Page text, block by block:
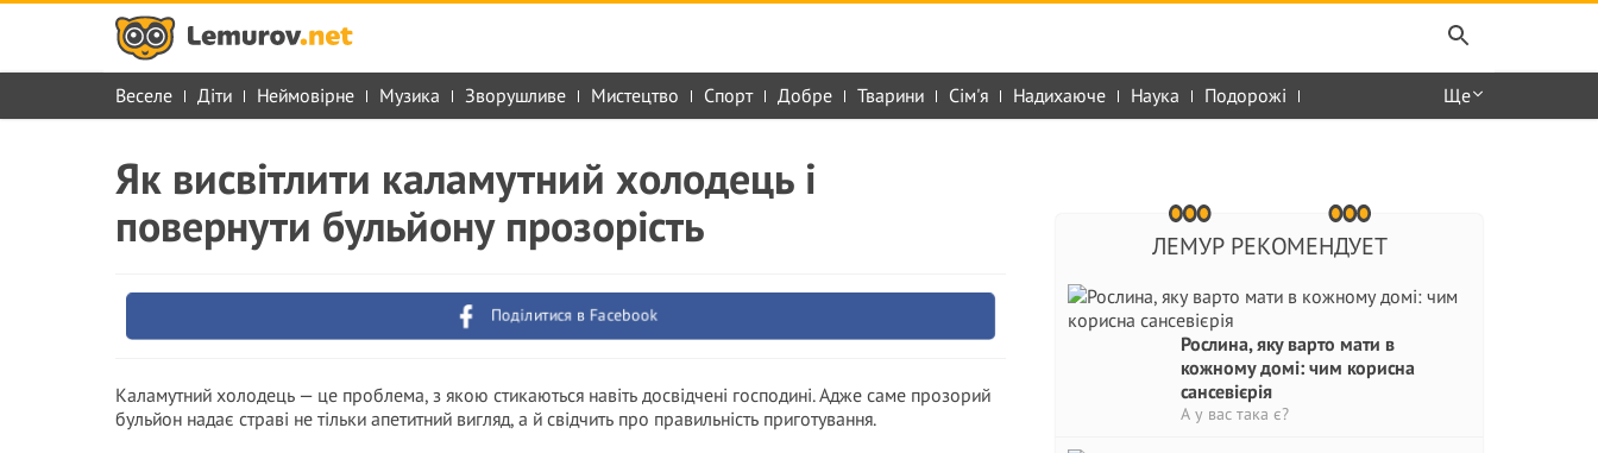
Веселе Діти Неймовірне Музика Зворушливе Мистецтво Спорт Добре Тварини Сім'я Надихаюче Наука Подорожі Ще
ЛЕМУР РЕКОМЕНДУЕТ
Рослина, яку варто мати в
кожному домі: чим корисна
сансевієрія
А у вас така є?
Як висвітлити каламутний холодець і
повернути бульйону прозорість
Поділитися в Facebook
Каламутний холодець — це проблема, з якою стикаються навіть досвідчені господині. Адже саме прозорий
бульйон надає страві не тільки апетитний вигляд, а й свідчить про правильність приготування.